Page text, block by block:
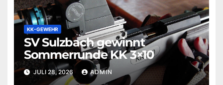
KK-GEWEHR
SV Sulzbach gewinnt
Sommerrunde KK 3×10
JULI 28, 2026 ADMIN